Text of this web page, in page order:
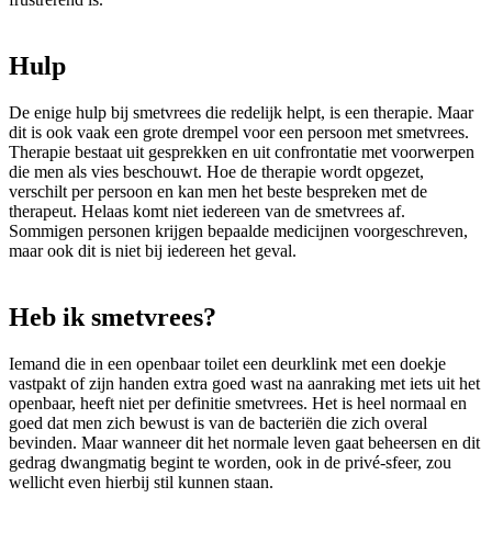
Hulp
De enige hulp bij smetvrees die redelijk helpt, is een therapie. Maar
dit is ook vaak een grote drempel voor een persoon met smetvrees.
Therapie bestaat uit gesprekken en uit confrontatie met voorwerpen
die men als vies beschouwt. Hoe de therapie wordt opgezet,
verschilt per persoon en kan men het beste bespreken met de
therapeut. Helaas komt niet iedereen van de smetvrees af.
Sommigen personen krijgen bepaalde medicijnen voorgeschreven,
maar ook dit is niet bij iedereen het geval.
Heb ik smetvrees?
Iemand die in een openbaar toilet een deurklink met een doekje
vastpakt of zijn handen extra goed wast na aanraking met iets uit het
openbaar, heeft niet per definitie smetvrees. Het is heel normaal en
goed dat men zich bewust is van de bacteriën die zich overal
bevinden. Maar wanneer dit het normale leven gaat beheersen en dit
gedrag dwangmatig begint te worden, ook in de privé-sfeer, zou
wellicht even hierbij stil kunnen staan.